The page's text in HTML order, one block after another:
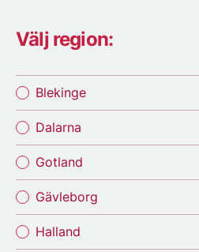
Välj region:
Blekinge
Dalarna
Gotland
Gävleborg
Halland